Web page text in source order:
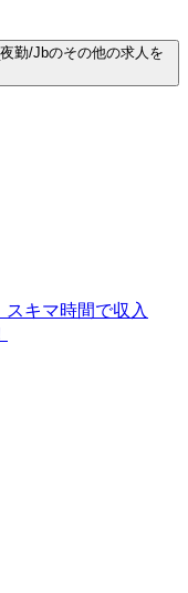
勤/Jbのその他の求人を
スキマ時間で収入